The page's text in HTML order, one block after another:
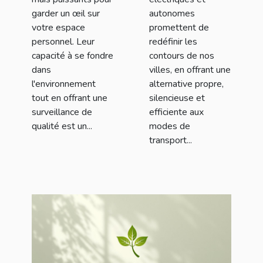
garder un œil sur
votre espace
personnel. Leur
capacité à se fondre
dans
l'environnement
tout en offrant une
surveillance de
qualité est un...
autonomes
promettent de
redéfinir les
contours de nos
villes, en offrant une
alternative propre,
silencieuse et
efficiente aux
modes de
transport...